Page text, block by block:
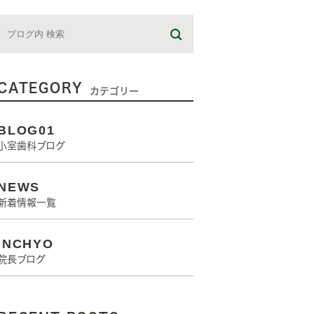
カテゴリー
室歯科ブログ
着情報一覧
長ブログ